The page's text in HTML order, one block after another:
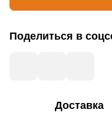
Поделиться в
Доставка